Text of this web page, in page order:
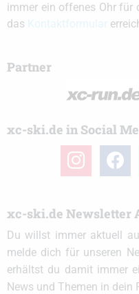
immer ein offenes Ohr für
das
Partner
xc-ski.de in Social
instagramfacebook
xc-ski.de Newsletter
Du willst immer aktuell
melde dich für unseren
erhältst du damit immer
News und Themen in